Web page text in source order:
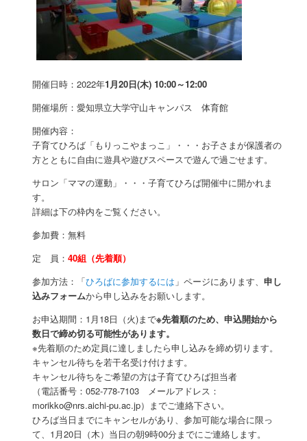
開催日時：2022年1月20日(木) 10:00～12:00
開催場所：愛知県立大学守山キャンパス 体育館
開催内容：
子育てひろば「もりっこやまっこ」・・・お子さまが保護者の
方とともに自由に遊具や遊びスペースで遊んで過ごせます。
サロン「ママの運動」・・・子育てひろば開催中に開かれま
す。
詳細は下の枠内をご覧ください。
参加費：無料
定 員：40組（先着順）
参加方法：「ひろばに参加するには 」ページにあります、申し
込みフォームから申し込みをお願いします。
お申込期間：1月18日（火)まで※先着順のため、申込開始から
数日で締め切る可能性があります。
※先着順のため定員に達しましたら申し込みを締め切ります。
キャンセル待ちを若干名受け付けます。
キャンセル待ちをご希望の方は子育てひろば担当者
（電話番号：052-778-7103 メールアドレス：
morikko@nrs.aichi-pu.ac.jp）までご連絡下さい。
ひろば当日までにキャンセルがあり、参加可能な場合に限っ
て、1月20日（木）当日の朝9時00分までにご連絡します。